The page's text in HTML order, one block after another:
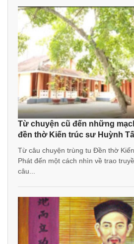
Từ chuyện cũ đến những
đền thờ Kiến trúc sư Huỳnh
Từ câu chuyện trùng tu Đền thờ
Phát đến một cách nhìn về trao
câu...